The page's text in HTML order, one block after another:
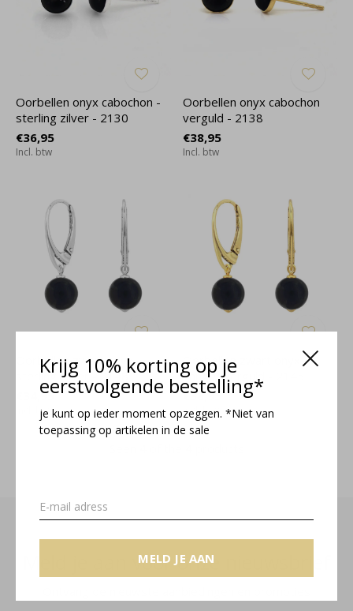
Krijg 10% korting op je
eerstvolgende bestelling*
je kunt op ieder moment opzeggen. *Niet van
toepassing op artikelen in de sale
MELD JE AAN
Oorbellen onyx cabochon -
sterling zilver - 2130
€36,95
Incl. btw
Oorbellen onyx cabochon
verguld - 2138
€38,95
Incl. btw
Oorbellen zwart onyx
sterling zilver - 2148
€34,95
Incl. btw
Oorbellen zwart onyx
hanger verguld - 2145
€38,95
Incl. btw
Meld je aan voor onze nieuwsbrief